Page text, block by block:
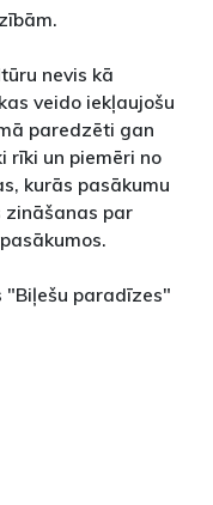
nevis kā
veido iekļaujošu
paredzēti gan
rīki un piemēri no
kurās pasākumu
par
"Biļešu paradīzes"